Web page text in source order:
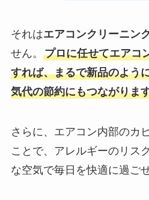
それはエアコンクリーニン
せん。 プロに任せてエアコ
すれば、まるで新品のよう
気代の節約にもつながりま
さらに、エアコン内部のカ
ことで、アレルギーのリス
な空気で毎日を快適に過ご